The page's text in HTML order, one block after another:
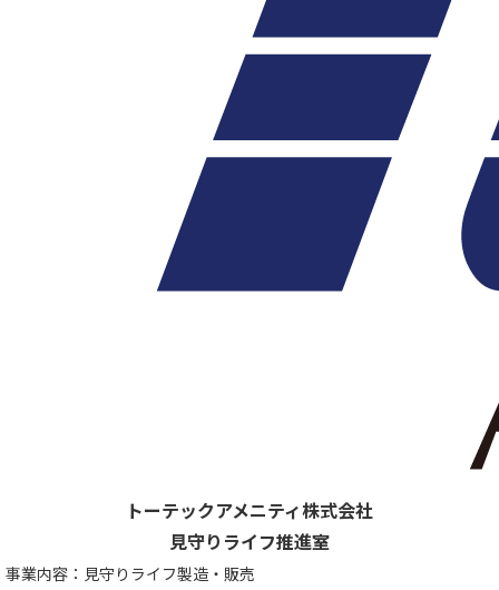
トーテックアメニティ株式会社
見守りライフ推進室
事業内容：見守りライフ製造・販売